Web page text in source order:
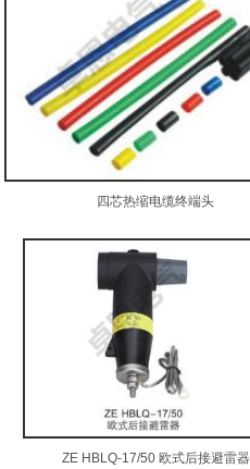
四芯热缩电缆终端头
ZE HBLQ-17/50 欧式后接避雷器